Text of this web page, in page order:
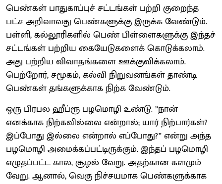
பெண்கள் பாதுகாப்புச் சட்டங்கள் பற்றி குறைந்த
பட்ச அறிவாவது பெண்களுக்கு இருக்க வேண்டும்.
பள்ளி, கல்லூரிகளில் பெண் பிள்ளைகளுக்கு இந்தச்
சட்டங்கள் பற்றிய கையேடுகளைக் கொடுக்கலாம்.
அது பற்றிய விவாதங்களை ஊக்குவிக்கலாம்.
பெற்றோர், சமூகம், கல்வி நிறுவனங்கள் தாண்டி
பெண்கள் தங்களுக்காக நிற்க வேண்டும்.
ஒரு பிரபல ஹீப்ரூ பழமொழி உண்டு. ”நான்
எனக்காக நிற்கவில்லை என்றால்; யார் நிற்பார்கள்?
இப்போது இல்லை என்றால் எப்போது?” என்று அந்த
பழமொழி அமைக்கப்பட்டிருக்கும். இந்தப் பழமொழி
எழுதப்பட்ட கால, சூழல் வேறு. அதற்கான களமும்
வேறு. ஆனால், வெகு நிச்சயமாக பெண்களுக்காக